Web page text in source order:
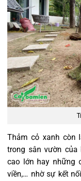
Thảm cỏ xanh còn
trong sân vườn
cao lớn hay những
viền,… nhờ sự kết